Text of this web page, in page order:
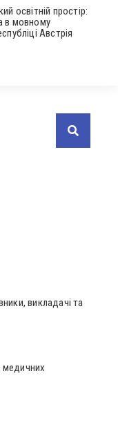
освітній простір:
в мовному
Австрія
викладачі та